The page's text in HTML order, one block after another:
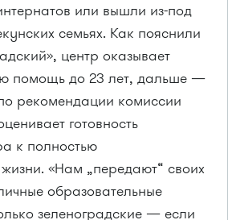
или вышли из-под
семьях. Как пояснили
центр оказывает
помощь до 23 лет, дальше —
рекомендации комиссии
готовность
к полностью
«Нам „передают“ своих
образовательные
зеленоградские — если